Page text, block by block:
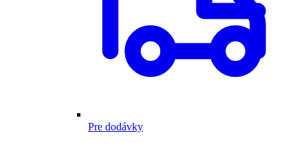
Pre dodávky